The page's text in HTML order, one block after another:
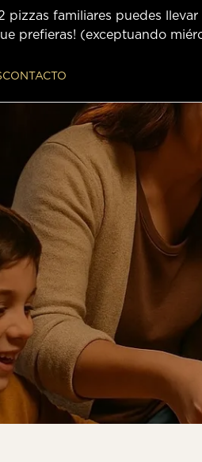
pizzas familiares puedes
prefieras! (exceptuando
CONTACTO